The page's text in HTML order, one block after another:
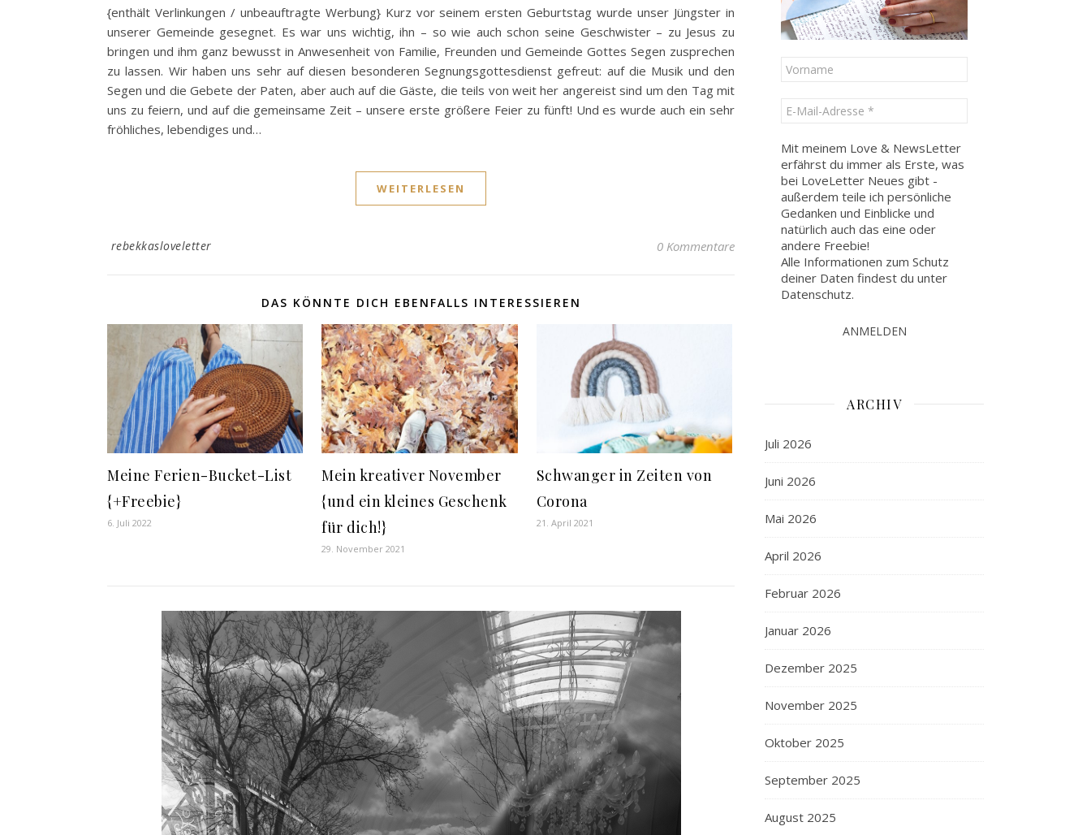
{enthält Verlinkungen / unbeauftragte Werbung} Kurz vor seinem ersten Geburtstag wurde unser Jüngster in
unserer Gemeinde gesegnet. Es war uns wichtig, ihn – so wie auch schon seine Geschwister – zu Jesus zu
bringen und ihm ganz bewusst in Anwesenheit von Familie, Freunden und Gemeinde Gottes Segen zusprechen
zu lassen. Wir haben uns sehr auf diesen besonderen Segnungsgottesdienst gefreut: auf die Musik und den
Segen und die Gebete der Paten, aber auch auf die Gäste, die teils von weit her angereist sind um den Tag mit
uns zu feiern, und auf die gemeinsame Zeit – unsere erste größere Feier zu fünft! Und es wurde auch ein sehr
fröhliches, lebendiges und…
WEITERLESEN
rebekkasloveletter 0 Kommentare
DAS KÖNNTE DICH EBENFALLS INTERESSIEREN
Meine Ferien-Bucket-List
{+Freebie}
6. Juli 2022
Mein kreativer November
{und ein kleines Geschenk
für dich!}
29. November 2021
Schwanger in Zeiten von
Corona
21. April 2021
Mit meinem Love & NewsLetter
erfährst du immer als Erste, was
bei LoveLetter Neues gibt -
außerdem teile ich persönliche
Gedanken und Einblicke und
natürlich auch das eine oder
andere Freebie!
Alle Informationen zum Schutz
deiner Daten findest du unter
Datenschutz.
ARCHIV
Juli 2026
Juni 2026
Mai 2026
April 2026
Februar 2026
Januar 2026
Dezember 2025
November 2025
Oktober 2025
September 2025
August 2025